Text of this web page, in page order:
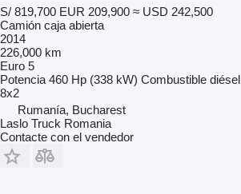
S/ 819,700 EUR 209,900 ≈ USD 242,500
Camión caja abierta
2014
226,000 km
Euro 5
Potencia 460 Hp (338 kW) Combustible diésel
8x2
Rumanía, Bucharest
Laslo Truck Romania
Contacte con el vendedor